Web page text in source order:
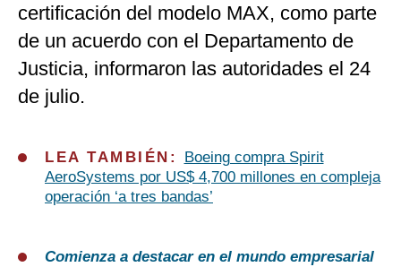
certificación del modelo MAX, como parte
de un acuerdo con el Departamento de
Justicia, informaron las autoridades el 24
de julio.
LEA TAMBIÉN:
Boeing compra Spirit
AeroSystems por US$ 4,700 millones en compleja
operación ‘a tres bandas’
Comienza a destacar en el mundo empresarial